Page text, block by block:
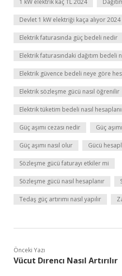
1 kW elektrik kaç TL 2024
Devlet 1 kW elektriği kaça alıyor 2024
Elektrik faturasında güç bedeli nedir
Elektrik faturasındaki dağıtım bedeli
Elektrik güvence bedeli neye göre
Elektrik sözleşme gücü nasıl öğrenilir
Elektrik tüketim bedeli nasıl
Güç aşımı cezası nedir Güç
Güç aşımı nasıl olur Gücü
Sözleşme gücü faturayı etkiler mi
Sözleşme gücü nasıl hesaplanır
Tedaş güç artırımı nasıl yapılır
Önceki Yazı
Vücut Dırencı Nasıl Artırılır